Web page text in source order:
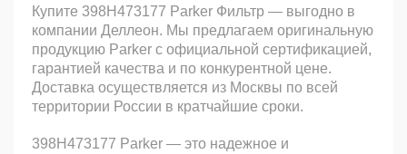
Купите 398H473177 Parker Фильтр — выгодно в
компании Деллеон. Мы предлагаем оригинальную
продукцию Parker с официальной сертификацией,
гарантией качества и по конкурентной цене.
Доставка осуществляется из Москвы по всей
территории России в кратчайшие сроки.
398H473177 Parker — это надежное и